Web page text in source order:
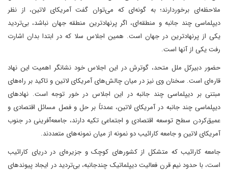
ملاحظه‌ای برخوردارند؛ به گونه‌ای که می‌توان گفت آمریکای لاتین، از نظر
دیپلماسی چند جانبه و منطقه‌ای، اگر پرنهادترین منطقه جهان نباشد، بی‌تردید
یکی از پرنهاد‌ترین در جهان است. همین اجلاس سلا که در ابتدا بدان اشارت
رفت یکی از آنها است.
حضور دبیرکل ملل متحد، گوترش در این اجلاس خود نشانگر اهمیت این نهاد
قاره‌ای است. سخنان وی نیز در میان چالش‌های آمریکای لاتین و تاکید بر راه‌های
مبتنی بر دیپلماسی چند جانبه در این اجلاس در خور توجه است. نهادهای
دیپلماسی چند جانبه در آمریکای لاتین، عمدتاً بر حل و فصل مسائل اقتصادی و
عمیق‌کردن سطح توسعه اقتصادی و اجتماعی تکیه دارند، جامعه‌آفرینی در جنوب
آمریکای لاتین و جامعه کارائیب دو نمونه از میان نمونه‌های متعددند.
جامعه کارائیب که متشکل از کشورهای کوچک و جزیره‌ای در دریای کارائیب
است، با حدود نیم قرن فعالیت دیپلماتیک چندجانبه، بی‌تردید در ایجاد پیوندهای